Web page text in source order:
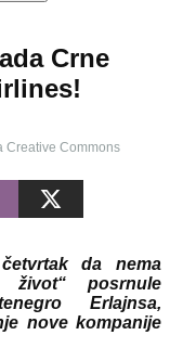
Crne
Creative Commons
da nema
život“ posrnule
Erlajnsa,
nove kompanije